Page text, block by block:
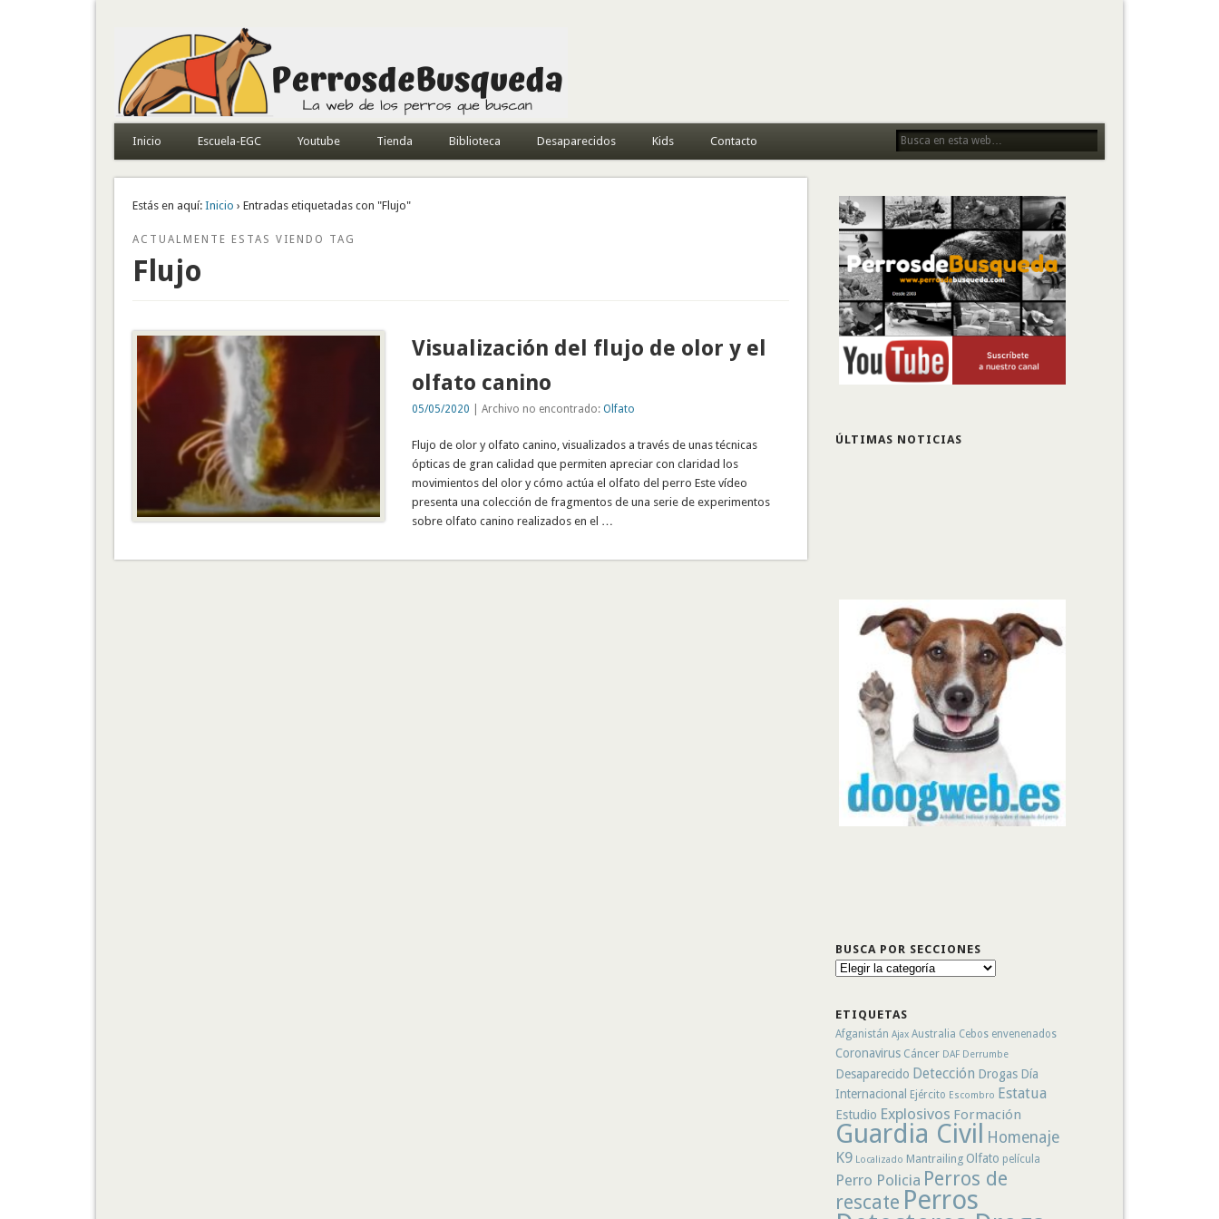
Todo sobre perros de búsqueda y detectores
Inicio Escuela-EGC Youtube Tienda Biblioteca Desaparecidos Kids Contacto
Estás en aquí: Inicio › Entradas etiquetadas con "Flujo"
ACTUALMENTE ESTAS VIENDO TAG
Flujo
Visualización del flujo de olor y el
olfato canino
05/05/2020 | Archivo no encontrado:Olfato
Flujo de olor y olfato canino, visualizados a través de unas técnicas
ópticas de gran calidad que permiten apreciar con claridad los
movimientos del olor y cómo actúa el olfato del perro Este vídeo
presenta una colección de fragmentos de una serie de experimentos
sobre olfato canino realizados en el …
ÚLTIMAS NOTICIAS
BUSCA POR SECCIONES
Busca
ETIQUETAS
Afganistán Ajax Australia Cebos envenenados
Coronavirus Cáncer DAF Derrumbe
Desaparecido Detección Drogas Día
Internacional
Ejército Escombro Estatua
Estudio Explosivos Formación
Guardia Civil
Homenaje
K9 Localizado Mantrailing Olfato película
Perro Policia Perros de
rescate Perros